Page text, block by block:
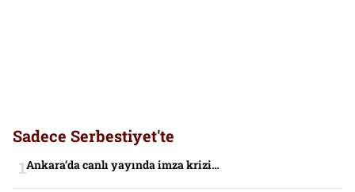
Sadece Serbestiyet'te
Ankara’da canlı yayında imza krizi…